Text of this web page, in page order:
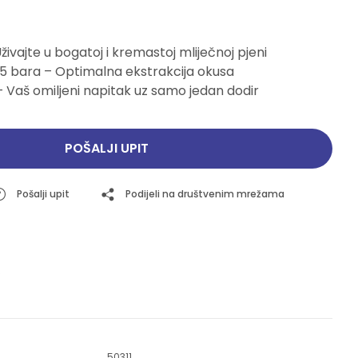
u bogatoj i kremastoj mliječnoj pjeni
bara – Optimalna ekstrakcija okusa
Vaš omiljeni napitak uz samo jedan dodir
POŠALJI UPIT
Pošalji upit Podijeli na društvenim mrežama